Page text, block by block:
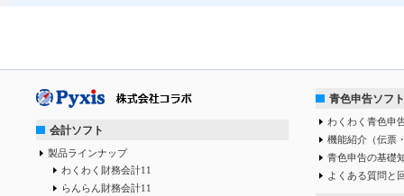
会計ソフト
製品ラインナップ
わくわく財務会計11
らんらん財務会計11
青色申告ソフト
わくわく青色申
機能紹介（伝票
青色申告の基礎
よくある質問と